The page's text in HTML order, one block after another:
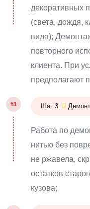
декоративных
(света, дождя,
вида);
повторного
клиента. При
предполагают
#3 Шаг 3:
Работа по
нитью без
не ржавела,
остатков
кузова;